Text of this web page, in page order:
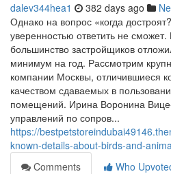
dalev344hea1 382 days ago
Однако на вопрос «когда
уверенностью ответить не сможет.
большинство застройщиков
минимум на год. Рассмотрим
компании Москвы, отличившиеся
качеством сдаваемых в
помещений. Ирина Воронина
управлений по сопров...
https://
known-details-about-birds-and-
Comments
Who